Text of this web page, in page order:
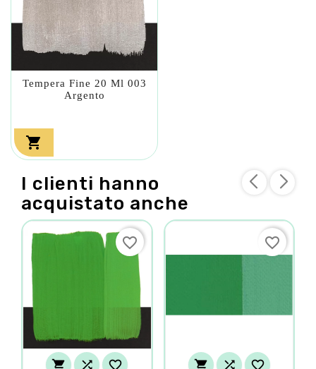
Tempera Fine 20 Ml 003
Argento

I clienti hanno
acquistato anche
  
favorite_border
  
favorite_border